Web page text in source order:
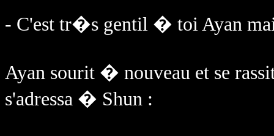
- C'est tr�s gentil � toi Ayan
Ayan sourit � nouveau et se
s'adressa � Shun :